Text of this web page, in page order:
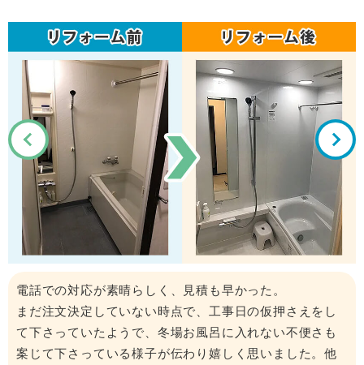
電話での対応が素晴らしく、見積も早かった。
まだ注文決定していない時点で、工事日の仮押さえをし
て下さっていたようで、冬場お風呂に入れない不便さも
案じて下さっている様子が伝わり嬉しく思いました。他